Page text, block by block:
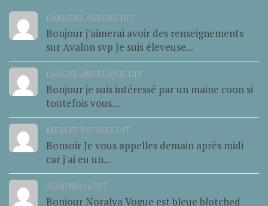
DAMIENS AURORE DIT
Bonjour j'aimerai avoir des renseignements
sur Avalon svp Je suis éleveuse...
LIAIGRE ANGÉLIQUE DIT
Bonjour je suis intéressé par un maine coon si
toutefois vous...
MERLET PATRIXE DIT
Bonsoir Je vous appelles demain après midi
car j'ai eu un...
ADMIN8616 DIT
Bonjour Noralya Vogue est bleue blotched